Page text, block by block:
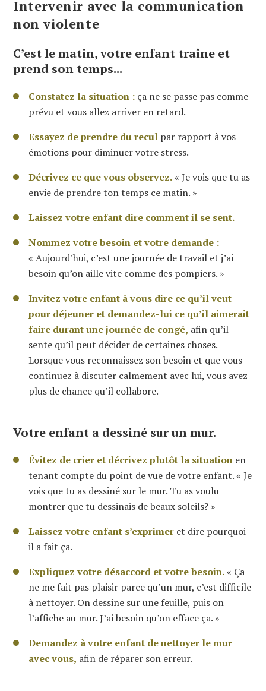
Intervenir avec la communication
non violente
C’est le matin, votre enfant traîne et
prend son temps...
Constatez la situation : ça ne se passe pas comme
prévu et vous allez arriver en retard.
Essayez de prendre du recul par rapport à vos
émotions pour diminuer votre stress.
Décrivez ce que vous observez.« Je vois que tu as
envie de prendre ton temps ce matin. »
Laissez votre enfant dire comment il se sent.
Nommez votre besoin et votre demande :
« Aujourd’hui, c’est une journée de travail et j’ai
besoin qu’on aille vite comme des pompiers. »
Invitez votre enfant à vous dire ce qu’il veut
pour déjeuner et demandez-lui ce qu’il aimerait
faire durant une journée de congé, afin qu’il
sente qu’il peut décider de certaines choses.
Lorsque vous reconnaissez son besoin et que vous
continuez à discuter calmement avec lui, vous avez
plus de chance qu’il collabore.
Votre enfant a dessiné sur un mur.
Évitez de crier et décrivez plutôt la situation en
tenant compte du point de vue de votre enfant. « Je
vois que tu as dessiné sur le mur. Tu as voulu
montrer que tu dessinais de beaux soleils? »
Laissez votre enfant s’exprimer et dire pourquoi
il a fait ça.
Expliquez votre désaccord et votre besoin.« Ça
ne me fait pas plaisir parce qu’un mur, c’est difficile
à nettoyer. On dessine sur une feuille, puis on
l’affiche au mur. J’ai besoin qu’on efface ça. »
Demandez à votre enfant de nettoyer le mur
avec vous, afin de réparer son erreur.